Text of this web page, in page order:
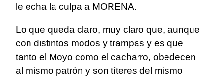
le echa la culpa a MORENA.
Lo que queda claro, muy claro que, aunque
con distintos modos y trampas y es que
tanto el Moyo como el cacharro, obedecen
al mismo patrón y son títeres del mismo